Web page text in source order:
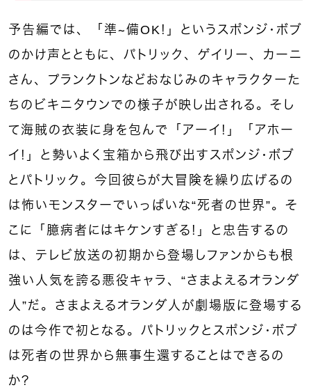
予告編では、「準～備OK！」というスポンジ・ボブ
のかけ声とともに、パトリック、ゲイリー、カーニ
さん、プランクトンなどおなじみのキャラクターた
ちのビキニタウンでの様子が映し出される。そし
て海賊の衣装に身を包んで「アーイ！」「アホー
イ！」と勢いよく宝箱から飛び出すスポンジ・ボブ
とパトリック。今回彼らが大冒険を繰り広げるの
は怖いモンスターでいっぱいな“死者の世界”。そ
こに「臆病者にはキケンすぎる！」と忠告するの
は、テレビ放送の初期から登場しファンからも根
強い人気を誇る悪役キャラ、“さまよえるオランダ
人”だ。さまよえるオランダ人が劇場版に登場する
のは今作で初となる。パトリックとスポンジ・ボブ
は死者の世界から無事生還することはできるの
か？